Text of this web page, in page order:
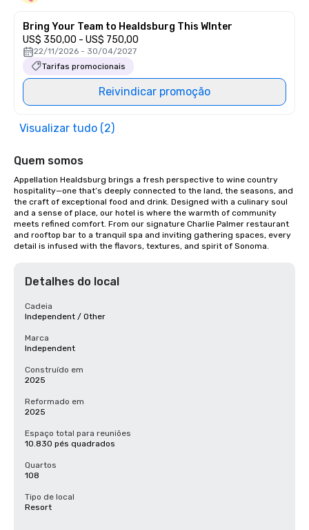
Bring Your Team to Healdsburg This WInter
US$ 350,00 - US$ 750,00
22/11/2026 - 30/04/2027
Tarifas promocionais
Reivindicar promoção
Visualizar tudo (2)
Quem somos
Appellation Healdsburg brings a fresh perspective to wine country
hospitality—one that’s deeply connected to the land, the seasons, and
the craft of exceptional food and drink. Designed with a culinary soul
and a sense of place, our hotel is where the warmth of community
meets refined comfort. From our signature Charlie Palmer restaurant
and rooftop bar to a tranquil spa and inviting gathering spaces, every
detail is infused with the flavors, textures, and spirit of Sonoma.
Detalhes do local
Cadeia
Independent / Other
Marca
Independent
Construído em
2025
Reformado em
2025
Espaço total para reuniões
10.830 pés quadrados
Quartos
108
Tipo de local
Resort